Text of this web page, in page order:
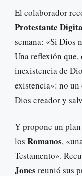
El colaborador
Protestante
semana: «Si Dios
Una reflexión
inexistencia de
existencia»: no
Dios creador y
Y propone un
los Romanos,
Testamento».
Jones reunió sus